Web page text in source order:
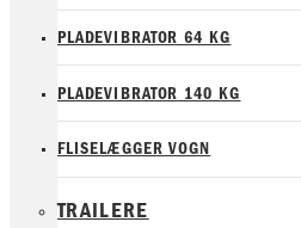
PLADEVIBRATOR 64 KG
PLADEVIBRATOR 140 KG
FLISELÆGGER VOGN
TRAILERE